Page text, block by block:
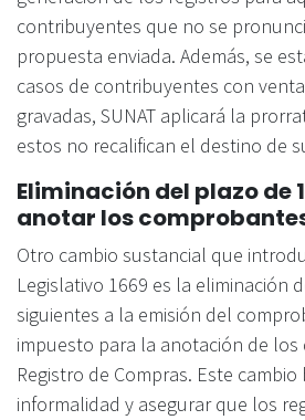
contribuyentes que no se
propuesta enviada. Además, se
casos de contribuyentes con
gravadas, SUNAT aplicará la
estos no recalifican el destino de
Eliminación del plazo de
anotar los
Otro cambio sustancial que
Legislativo 1669 es la eliminación
siguientes a la emisión del
impuesto para la anotación de
Registro de Compras. Este
informalidad y asegurar que los